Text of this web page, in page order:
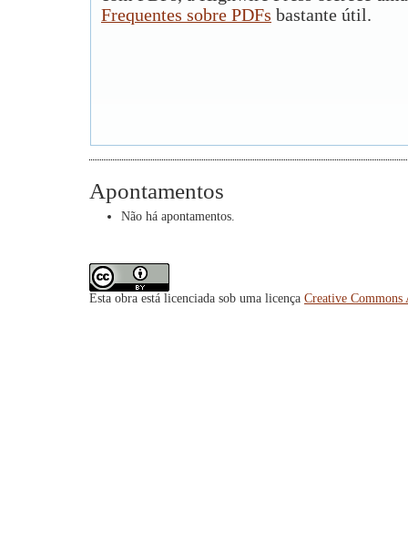
Frequentes sobre PDFs bastante útil.
Apontamentos
Não há apontamentos.
Esta obra está licenciada sob uma licença Creative